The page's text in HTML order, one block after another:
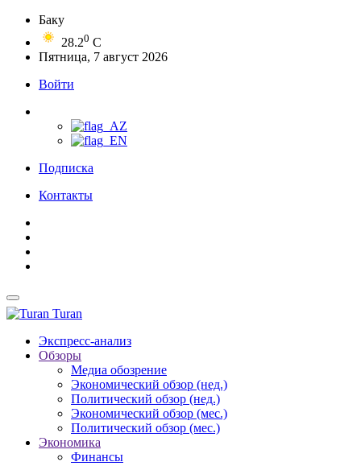
Баку
28.20 C
Пятница, 7 август 2026
Войти
Подписка
Контакты
Turan
Экспресс-анализ
Обзоры
Медиа обозрение
Экономический обзор (нед.)
Политический обзор (нед.)
Экономический обзор (мес.)
Политический обзор (мес.)
Экономика
Финансы